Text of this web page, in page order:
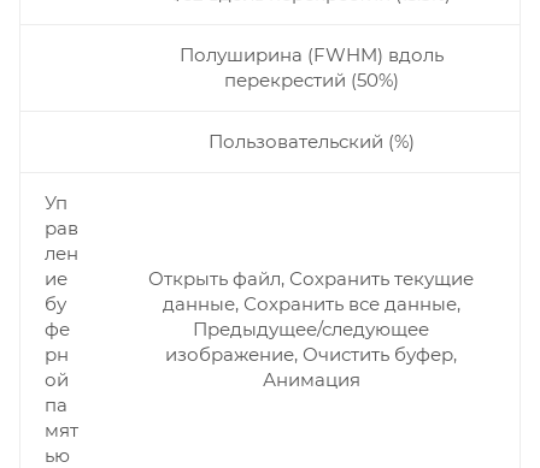
Полуширина (FWHM) вдоль
перекрестий (50%)
Пользовательский (%)
Уп
рав
лен
ие
бу
фе
рн
ой
па
мят
ью
Открыть файл, Сохранить текущие
данные, Сохранить все данные,
Предыдущее/следующее
изображение, Очистить буфер,
Анимация